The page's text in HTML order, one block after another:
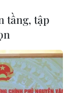
tình trước
tầng, tập